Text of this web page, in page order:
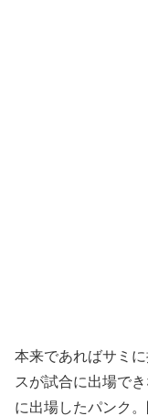
本来であればサミ
スが試合に出場で
に出場したパンク